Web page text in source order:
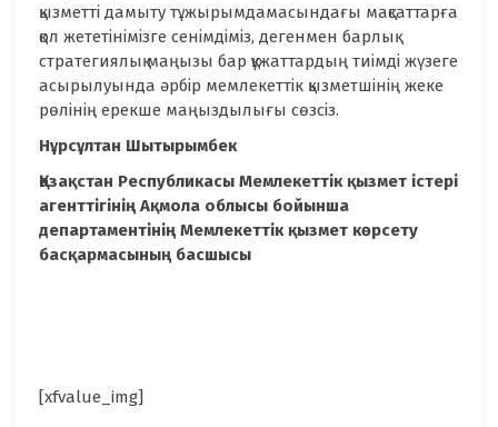
қызметті дамыту тұжырымдамасындағы мақсаттарға
қол жететінімізге сенімдіміз, дегенмен барлық
стратегиялық маңызы бар құжаттардың тиімді жүзеге
асырылуында әрбір мемлекеттік қызметшінің жеке
рөлінің ерекше маңыздылығы сөзсіз.
Нұрсұлтан Шытырымбек
Қазақстан Республикасы Мемлекеттік қызмет істері
агенттігінің Ақмола облысы бойынша
департаментінің Мемлекеттік қызмет көрсету
басқармасының басшысы
[xfvalue_img]